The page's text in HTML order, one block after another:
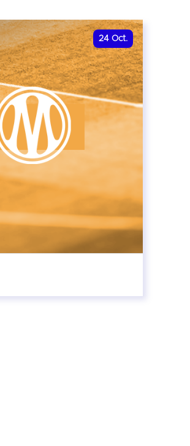
24 Oct.